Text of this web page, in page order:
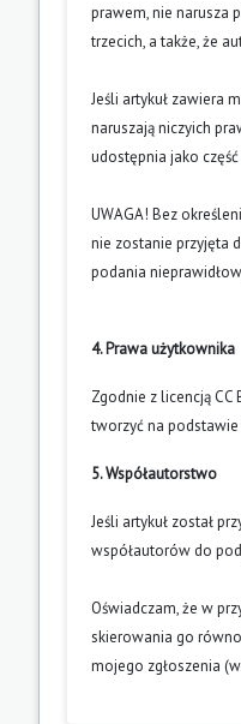
prawem, nie narusza
trzecich, a także, że
Jeśli artykuł zawiera
naruszają niczyich
udostępnia jako
UWAGA! Bez
nie zostanie przyjęta
podania
4. Prawa użytkownika
Zgodnie z licencją
tworzyć na
5. Współautorstwo
Jeśli artykuł został
współautorów do
Oświadczam, że w
skierowania go
mojego zgłoszenia